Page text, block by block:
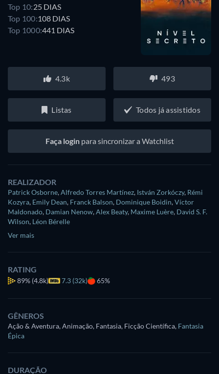
Top 10:25 DIAS
Top 100:108 DIAS
Top 1000:441 DIAS
4.3k 493
Listas Todos já assistidos
Faça loginpara sincronizar a Watchlist
REALIZADOR
Patrick Osborne,Alfredo Torres Martínez, István Zorkóczy, Rémi
Kozyra, Emily Dean, Franck Balson, Dominique Boidin,Víctor
Maldonado, Damian Nenow,Alex Beaty, Maxime Luère, David S. F.
Wilson, Léon Bérelle
Ver mais
RATING
89% (4.8k) 7.3 (32k) 65%
GÊNEROS
Ação & Aventura, Animação, Fantasia, Ficção Científica, Fantasia
Épica
DURAÇÃO